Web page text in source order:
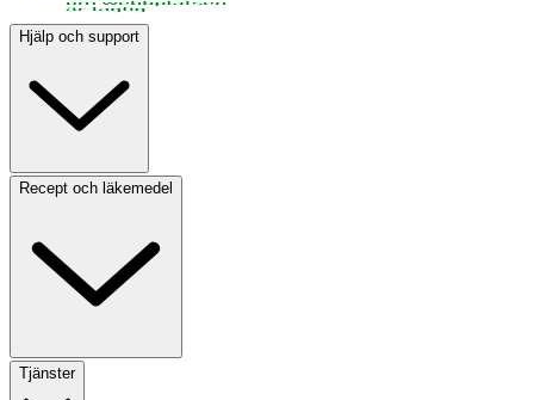
Hjälp och support
Recept och läkemedel
Tjänster